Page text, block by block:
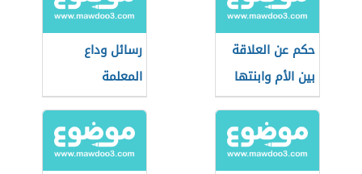
حكم عن العلاقة
بين الأم وابنتها
رسائل وداع
المعلمة